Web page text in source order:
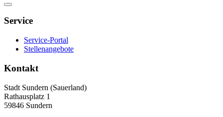
Service
Service-Portal
Stellenangebote
Kontakt
Stadt Sundern (Sauerland)
Rathausplatz 1
59846 Sundern